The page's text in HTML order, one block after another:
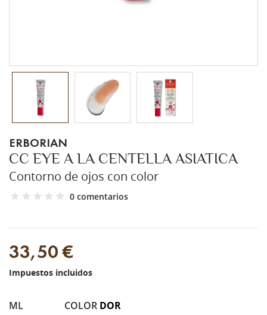
ERBORIAN
CC EYE A LA CENTELLA ASIATICA
Contorno de ojos con color
0 comentarios
33,50 €
Impuestos incluidos
ML COLOR DOR